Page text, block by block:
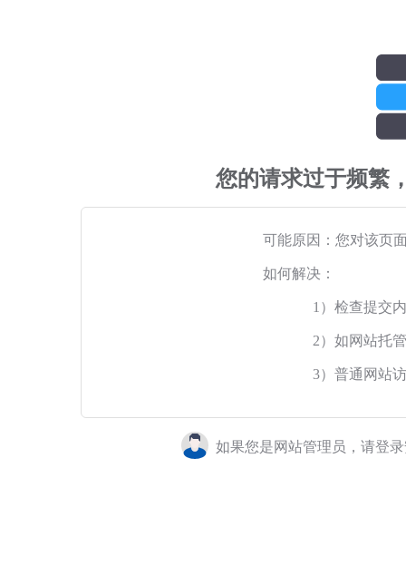
您的请求过于频繁
可能原因：您对该页
如何解决：
1）检查提交
2）如网站托
3）普通网站
如果您是网站管理员，请登